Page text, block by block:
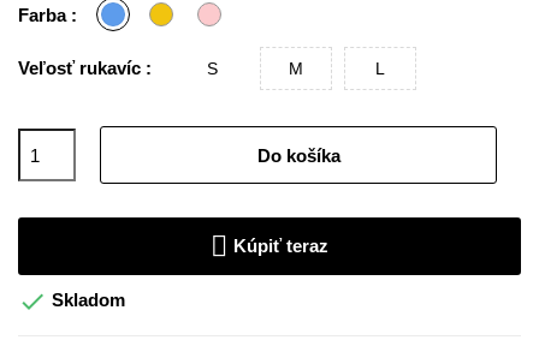
Farba : ModráŽltá Ružová
Veľosť rukavíc : S M L
Do košíka
Kúpiť teraz
 Skladom